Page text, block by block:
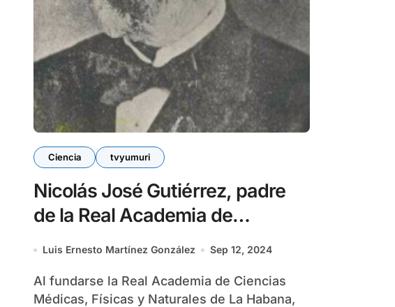
Ciencia tvyumuri
Nicolás José Gutiérrez, padre
de la Real Academia de
Ciencias de La Habana
Luis Ernesto Martínez González Sep 12, 2024
Al fundarse la Real Academia de Ciencias
Médicas, Físicas y Naturales de La Habana,